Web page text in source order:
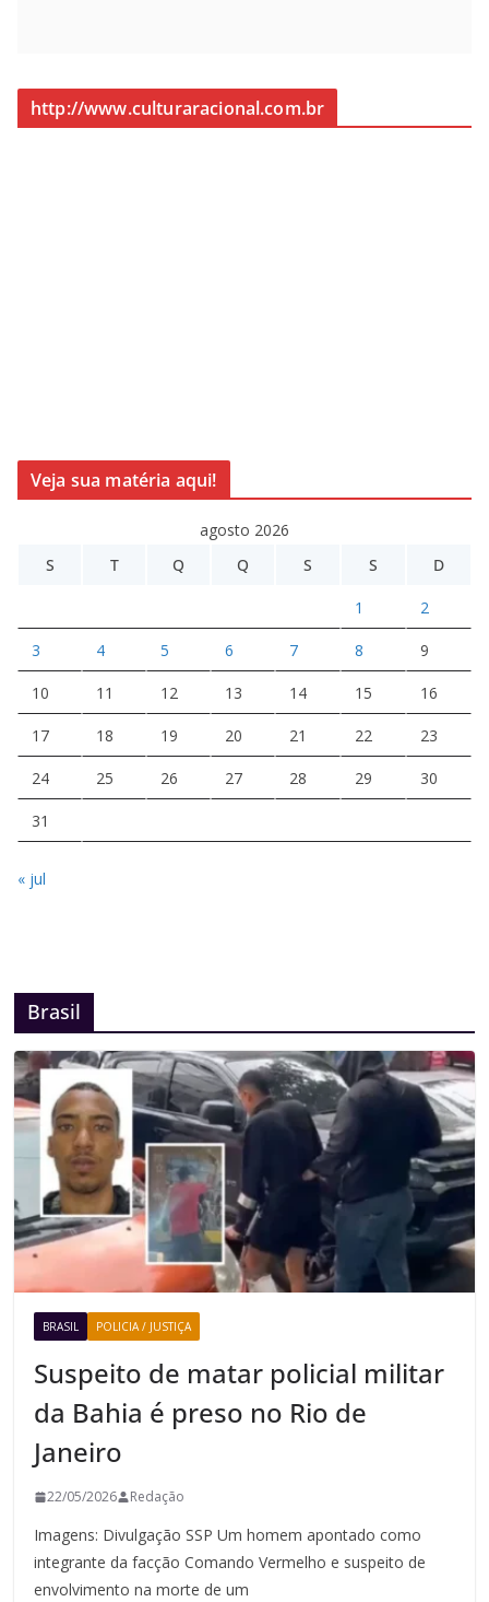
http://www.culturaracional.com.br
Veja sua matéria aqui!
agosto 2026
S
T Q Q S S D
1 2
3 4 5 6 7 8 9
10 11 12 13 14 15 16
17 18 19 20 21 22 23
24 25 26 27 28 29 30
31
« jul
Brasil
BRASIL POLICIA / JUSTIÇA
Suspeito de matar policial militar
da Bahia é preso no Rio de
Janeiro
22/05/2026 Redação
Imagens: Divulgação SSP Um homem apontado como
integrante da facção Comando Vermelho e suspeito de
envolvimento na morte de um